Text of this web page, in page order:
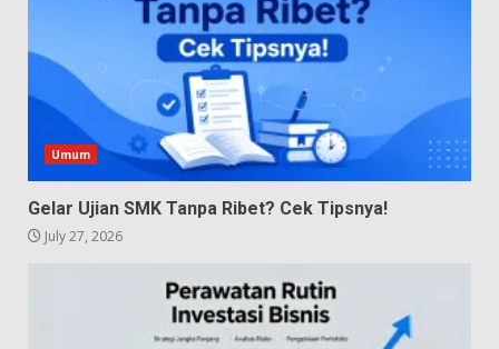
Umum
Gelar Ujian SMK Tanpa Ribet? Cek Tipsnya!
July 27, 2026